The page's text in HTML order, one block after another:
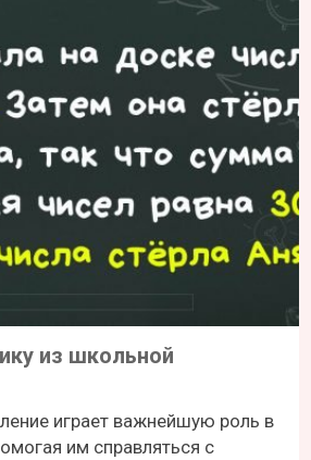
из школьной
играет важнейшую роль в
им справляться с